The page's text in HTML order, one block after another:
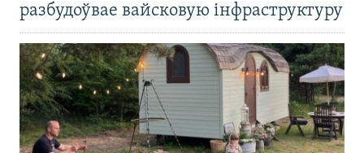
разбудоўвае вайсковую інфраструктуру